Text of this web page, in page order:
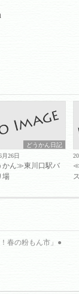
どうかん日記
月26日
ん≫東川口駅バ
場
春の粉もん市」●